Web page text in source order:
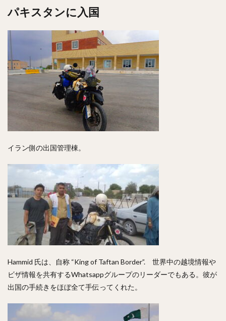
パキスタンに入国
イラン側の出国管理棟。
Hammid 氏は、自称 “King of Taftan Border”. 世界中の越境情報や
ビザ情報を共有するWhatsappグループのリーダーでもある。彼が
出国の手続きをほぼ全て手伝ってくれた。